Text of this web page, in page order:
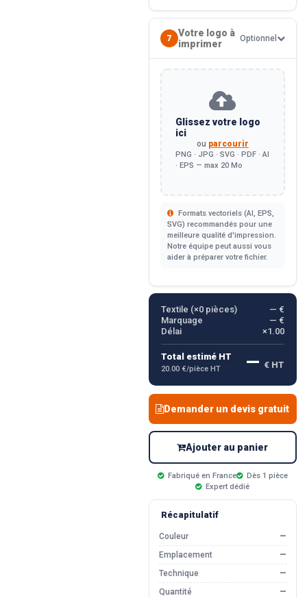
7
Votre logo à
imprimer
Optionnel
Glissez votre logo
ici
ou parcourir
PNG · JPG · SVG · PDF · AI
· EPS — max 20 Mo
Formats vectoriels (AI, EPS,
SVG) recommandés pour une
meilleure qualité d'impression.
Notre équipe peut aussi vous
aider à préparer votre fichier.
Textile (×0pièces)
— €
Marquage
— €
Délai
×1.00
Total estimé HT
20.00 €/pièce HT — € HT
Demander un devis gratuit
Ajouter au panier
Fabriqué en France
Dès 1 pièce
Expert dédié
Récapitulatif
Couleur
—
Emplacement
—
Technique
—
Quantité
—